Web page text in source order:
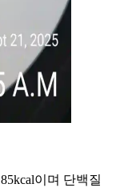
이며 단백질